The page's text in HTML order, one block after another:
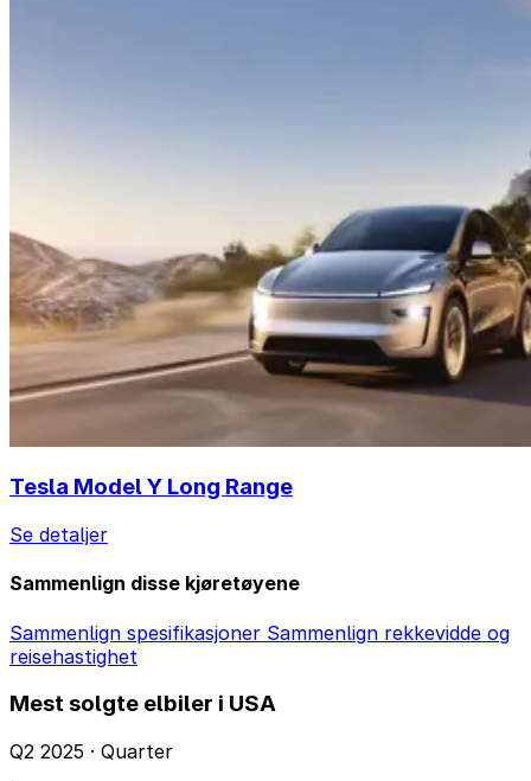
Tesla Model Y Long Range
Se detaljer
Sammenlign disse kjøretøyene
Sammenlign spesifikasjoner Sammenlign rekkevidde og
reisehastighet
Mest solgte elbiler i USA
Q2 2025 · Quarter